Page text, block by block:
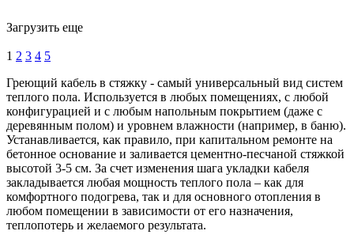
Загрузить еще
1 2 3 4 5
Греющий кабель в стяжку - самый универсальный вид систем
теплого пола. Используется в любых помещениях, с любой
конфигурацией и с любым напольным покрытием (даже с
деревянным полом) и уровнем влажности (например, в баню).
Устанавливается, как правило, при капитальном ремонте на
бетонное основание и заливается цементно-песчаной стяжкой
высотой 3-5 см. За счет изменения шага укладки кабеля
закладывается любая мощность теплого пола – как для
комфортного подогрева, так и для основного отопления в
любом помещении в зависимости от его назначения,
теплопотерь и желаемого результата.